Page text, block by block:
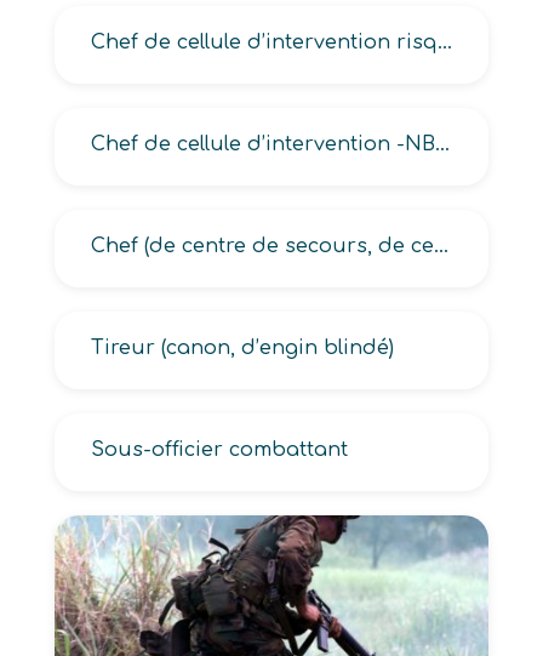
Chef de cellule d’intervention risques technologiques – naturels
Chef de cellule d’intervention -NBC- Nucléaire, Bactériologique et Chimique
Chef (de centre de secours, de centre d’incendie et de secours, de colonne de secours, de groupement de secours)
Tireur (canon, d’engin blindé)
Sous-officier combattant